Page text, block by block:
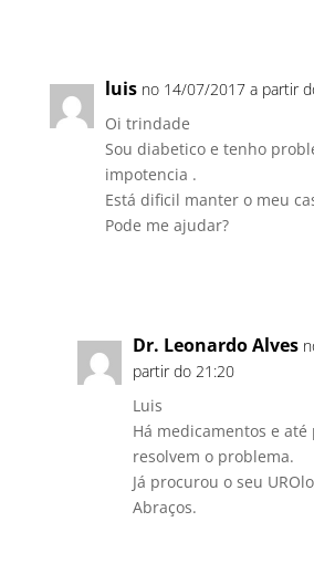
luis no 14/07/2017 a partir
Oi trindade
Sou diabetico e tenho
impotencia .
Está dificil manter o meu
Pode me ajudar?
Dr. Leonardo Alves
partir do 21:20
Luis
Há medicamentos e até
resolvem o problema.
Já procurou o seu
Abraços.